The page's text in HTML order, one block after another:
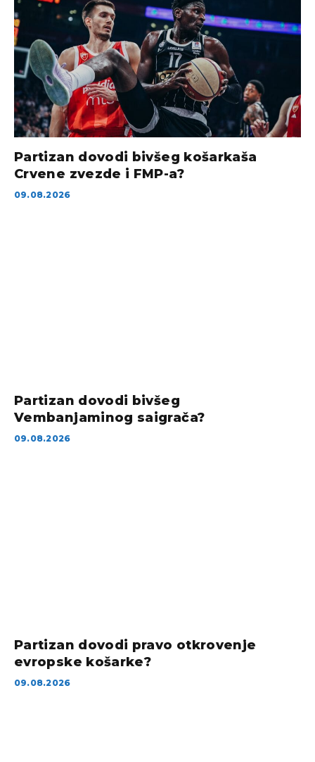
Partizan dovodi bivšeg košarkaša
Crvene zvezde i FMP-a?
09.08.2026
Partizan dovodi bivšeg
Vembanjaminog saigrača?
09.08.2026
Partizan dovodi pravo otkrovenje
evropske košarke?
09.08.2026